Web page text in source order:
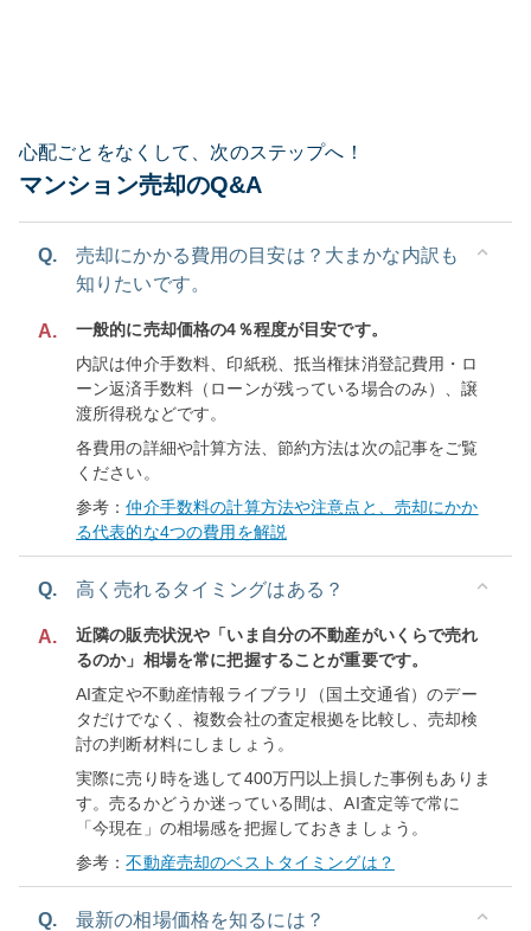
心配ごとをなくして、次のステップへ！
マンション売却のQ&A
Q.
売却にかかる費用の目安は？大まかな内訳も
知りたいです。
A.
一般的に売却価格の4％程度が目安です。
内訳は仲介手数料、印紙税、抵当権抹消登記費用・ロ
ーン返済手数料（ローンが残っている場合のみ）、譲
渡所得税などです。
各費用の詳細や計算方法、節約方法は次の記事をご覧
ください。
参考：仲介手数料の計算方法や注意点と、売却にかか
る代表的な4つの費用を解説
Q. 高く売れるタイミングはある？
A.
近隣の販売状況や「いま自分の不動産がいくらで売れ
るのか」相場を常に把握することが重要です。
AI査定や不動産情報ライブラリ（国土交通省）のデー
タだけでなく、複数会社の査定根拠を比較し、売却検
討の判断材料にしましょう。
実際に売り時を逃して400万円以上損した事例もありま
す。売るかどうか迷っている間は、AI査定等で常に
「今現在」の相場感を把握しておきましょう。
参考：不動産売却のベストタイミングは？
Q. 最新の相場価格を知るには？